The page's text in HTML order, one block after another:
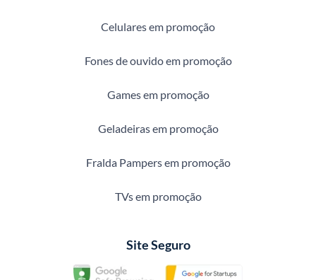
Celulares em promoção
Fones de ouvido em promoção
Games em promoção
Geladeiras em promoção
Fralda Pampers em promoção
TVs em promoção
Site Seguro